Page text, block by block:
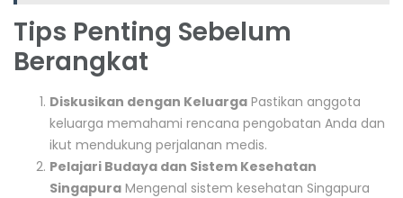
Tips Penting Sebelum
Berangkat
Diskusikan dengan Keluarga Pastikan anggota
keluarga memahami rencana pengobatan Anda dan
ikut mendukung perjalanan medis.
Pelajari Budaya dan Sistem Kesehatan
Singapura Mengenal sistem kesehatan Singapura